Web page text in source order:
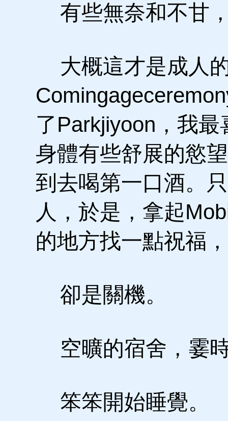
有些無奈和不甘
大概這才是成人
了Parkjiyoon，我
身體有些舒展的慾
到去喝第一口酒。
人，於是，拿起
的地方找一點祝福
卻是關機。
空曠的宿舍，霎
笨笨開始睡覺。